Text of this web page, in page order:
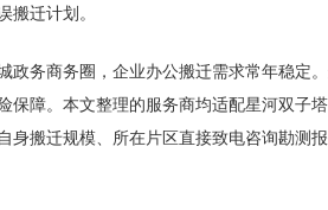
迁计划。
务商务圈，企业办公搬迁需求常年稳定
保障。本文整理的服务商均适配星河双子
搬迁规模、所在片区直接致电咨询勘测